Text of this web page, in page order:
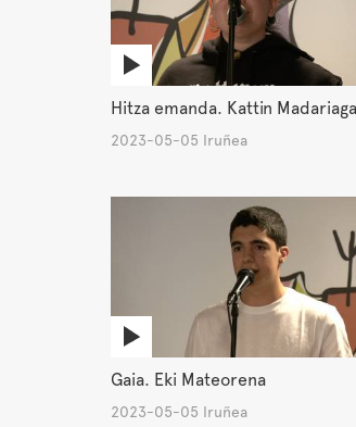
Hitza emanda. Kattin Madariaga
2023-05-05 Iruñea
Gaia. Eki Mateorena
2023-05-05 Iruñea